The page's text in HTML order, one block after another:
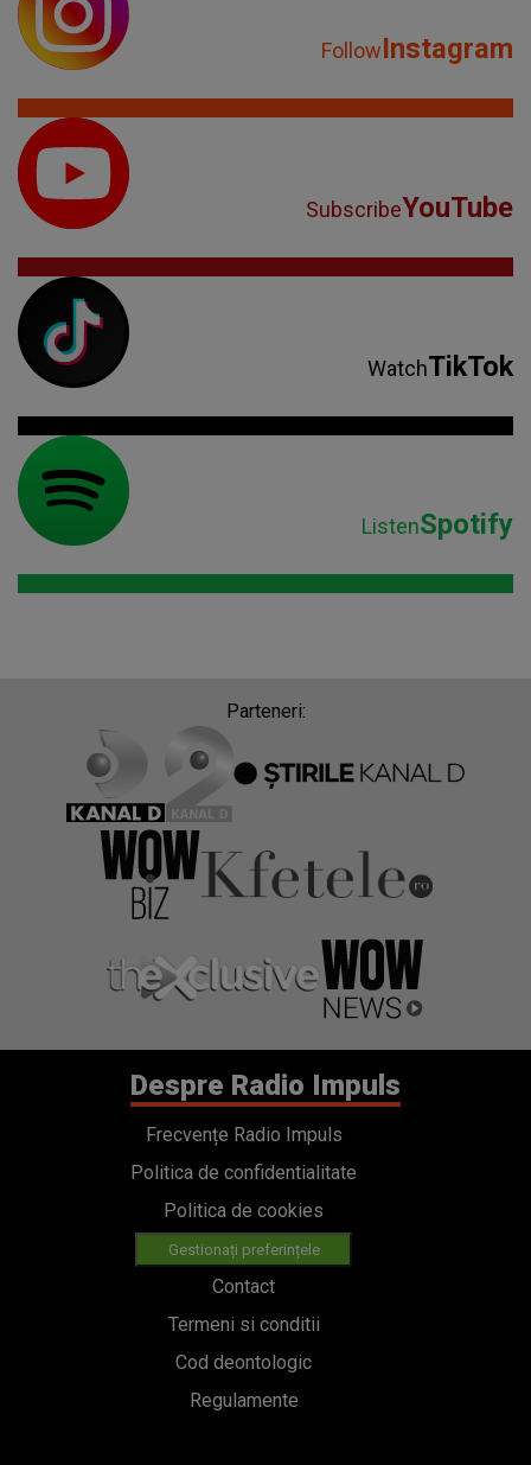
FollowInstagram
SubscribeYouTube
WatchTikTok
ListenSpotify
Parteneri:
Despre Radio Impuls
Frecvențe Radio Impuls
Politica de confidentialitate
Politica de cookies
Gestionați preferințele
Contact
Termeni si conditii
Cod deontologic
Regulamente